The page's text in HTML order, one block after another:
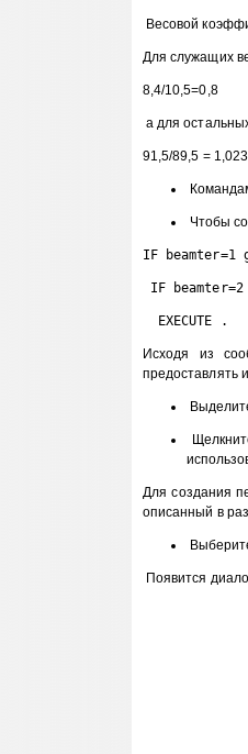
Весовой
Для служащих
8,4/10,5=0,8
а для
91,5/89,5 = 1,023
Чтобы
IF beamter=1
IF
EXECUTE .
Исходя из
предоставлять
Для создания
описанный в
Появится